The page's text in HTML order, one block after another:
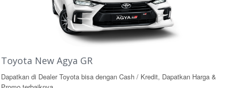
Toyota New Agya GR
Dapatkan di Dealer Toyota bisa dengan Cash / Kredit, Dapatkan Harga &